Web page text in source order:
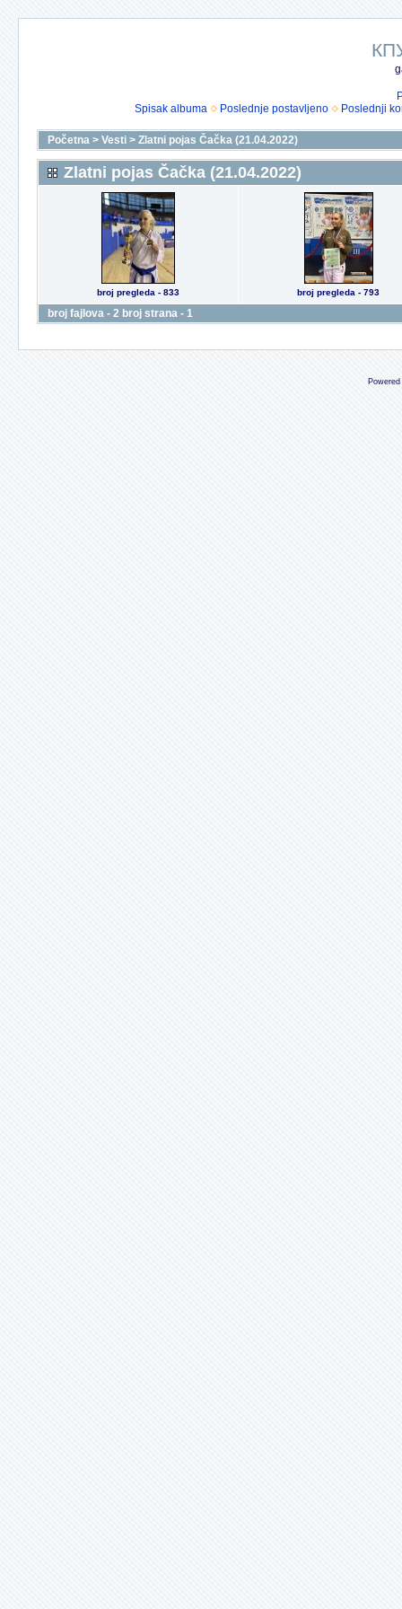
Spisak albuma
Poslednje postavljeno Poslednji
Početna > Vesti > Zlatni pojas Čačka (21.04.2022)
Zlatni pojas Čačka (21.04.2022)
broj pregleda - 833 broj pregleda - 793
broj fajlova - 2 broj strana - 1